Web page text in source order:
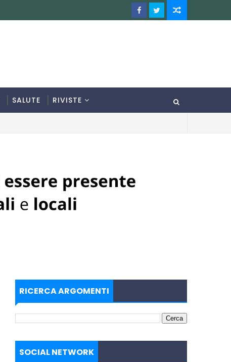
SALUTE RIVISTE
RICERCA ARGOMENTI
SOCIAL NETWORK